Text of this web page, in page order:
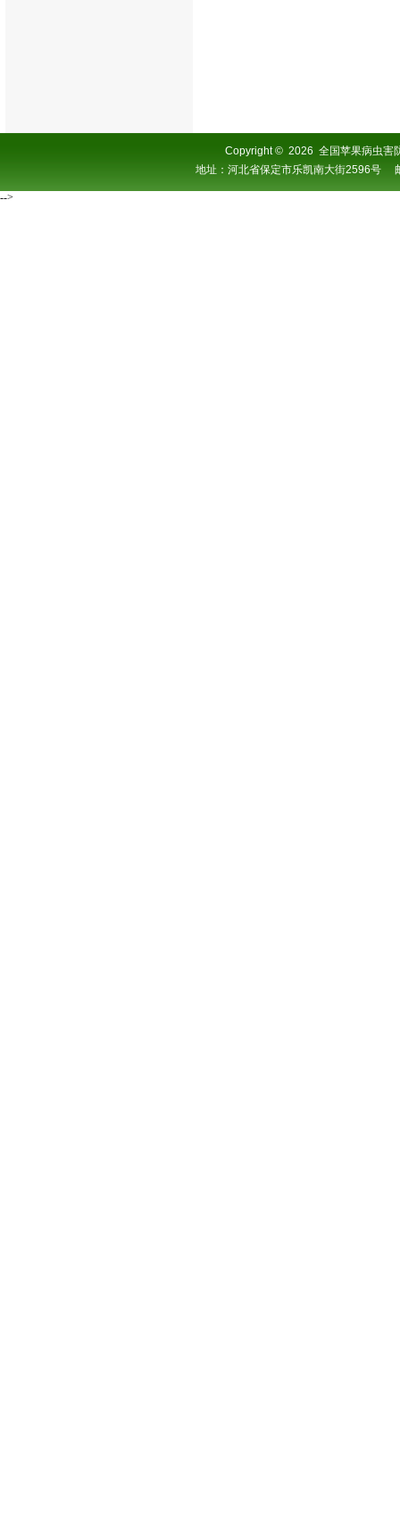
Copyright© 2026 全国苹果病虫害
地址：河北省保定市乐凯南大街2596
-->